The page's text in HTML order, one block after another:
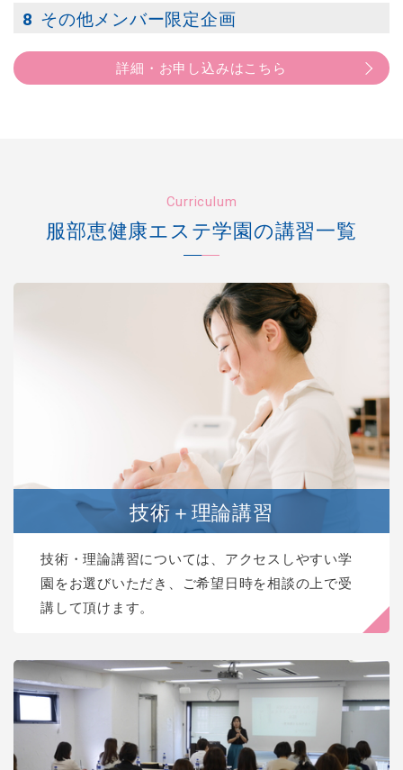
その他メンバー限定企画
詳細・お申し込みはこちら
Curriculum
服部恵健康エステ学園の講習一覧
技術＋理論講習
技術・理論講習については、アクセスしやすい学
園をお選びいただき、ご希望日時を相談の上で受
講して頂けます。